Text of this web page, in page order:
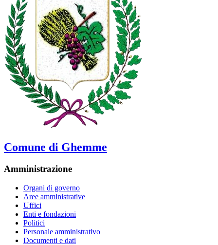
Comune di Ghemme
Amministrazione
Organi di governo
Aree amministrative
Uffici
Enti e fondazioni
Politici
Personale amministrativo
Documenti e dati